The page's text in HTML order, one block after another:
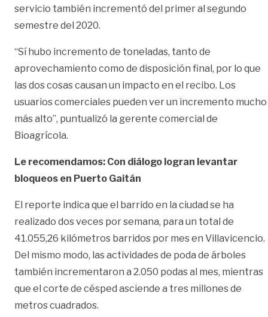
servicio también incrementó del primer al segundo
semestre del 2020.
“Sí hubo incremento de toneladas, tanto de
aprovechamiento como de disposición final, por lo que
las dos cosas causan un impacto en el recibo. Los
usuarios comerciales pueden ver un incremento mucho
más alto”, puntualizó la gerente comercial de
Bioagrícola.
Le recomendamos: Con diálogo logran levantar
bloqueos en Puerto Gaitán
El reporte indica que el barrido en la ciudad se ha
realizado dos veces por semana, para un total de
41.055,26 kilómetros barridos por mes en Villavicencio.
Del mismo modo, las actividades de poda de árboles
también incrementaron a 2.050 podas al mes, mientras
que el corte de césped asciende a tres millones de
metros cuadrados.